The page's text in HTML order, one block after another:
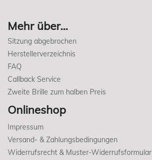
Mehr über...
Sitzung abgebrochen
Herstellerverzeichnis
FAQ
Callback Service
Zweite Brille zum halben Preis
Onlineshop
Impressum
Versand- & Zahlungsbedingungen
Widerrufsrecht & Muster-Widerrufsformular